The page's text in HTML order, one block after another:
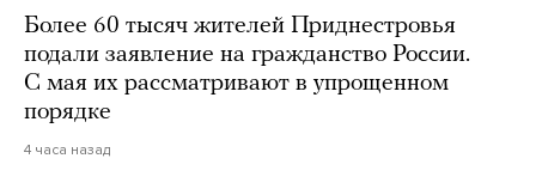
Более 60 тысяч жителей Приднестровья
подали заявление на гражданство России.
С мая их рассматривают в упрощенном
порядке
4 часа назад